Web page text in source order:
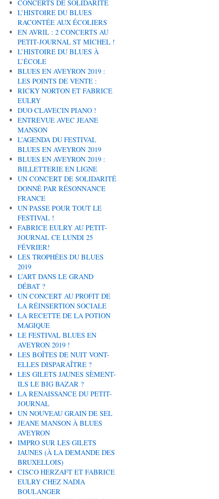
CONCERTS DE SOLIDARITÉ
L’HISTOIRE DU BLUES
RACONTÉE AUX ÉCOLIERS
EN AVRIL : 2 CONCERTS AU
PETIT-JOURNAL ST MICHEL !
L’HISTOIRE DU BLUES À
L’ÉCOLE
BLUES EN AVEYRON 2019 :
LES POINTS DE VENTE :
RICKY NORTON ET FABRICE
EULRY
DUO CLAVECIN PIANO !
ENTREVUE AVEC JEANE
MANSON
L’AGENDA DU FESTIVAL
BLUES EN AVEYRON 2019
BLUES EN AVEYRON 2019 :
BILLETTERIE EN LIGNE
UN CONCERT DE SOLIDARITÉ
DONNÉ PAR RÉSONNANCE
FRANCE
UN PASSE POUR TOUT LE
FESTIVAL !
FABRICE EULRY AU PETIT-
JOURNAL CE LUNDI 25
FÉVRIER!
LES TROPHÉES DU BLUES
2019
L’ART DANS LE GRAND
DÉBAT ?
UN CONCERT AU PROFIT DE
LA RÉINSERTION SOCIALE
LA RECETTE DE LA POTION
MAGIQUE
LE FESTIVAL BLUES EN
AVEYRON 2019 !
LES BOÎTES DE NUIT VONT-
ELLES DISPARAÎTRE ?
LES GILETS JAUNES SÈMENT-
ILS LE BIG BAZAR ?
LA RENAISSANCE DU PETIT-
JOURNAL
UN NOUVEAU GRAIN DE SEL
JEANE MANSON À BLUES
AVEYRON
IMPRO SUR LES GILETS
JAUNES (À LA DEMANDE DES
BRUXELLOIS)
CISCO HERZAFT ET FABRICE
EULRY CHEZ NADIA
BOULANGER